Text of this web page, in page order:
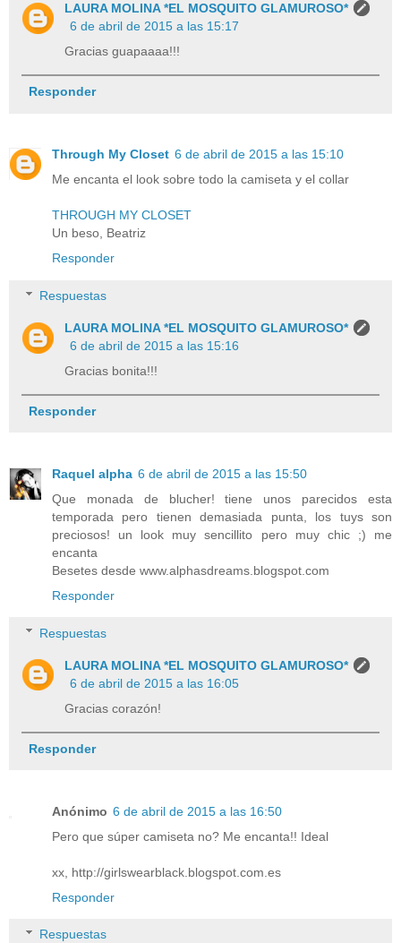
LAURA MOLINA *EL MOSQUITO GLAMUROSO*
6 de abril de 2015 a las 15:17
Gracias guapaaaa!!!
Responder
Through My Closet 6 de abril de 2015 a las 15:10
Me encanta el look sobre todo la camiseta y el collar
THROUGH MY CLOSET
Un beso, Beatriz
Responder
Respuestas
LAURA MOLINA *EL MOSQUITO GLAMUROSO*
6 de abril de 2015 a las 15:16
Gracias bonita!!!
Responder
Raquel alpha 6 de abril de 2015 a las 15:50
Que monada de blucher! tiene unos parecidos esta
temporada pero tienen demasiada punta, los tuys son
preciosos! un look muy sencillito pero muy chic ;) me
encanta
Besetes desde www.alphasdreams.blogspot.com
Responder
Respuestas
LAURA MOLINA *EL MOSQUITO GLAMUROSO*
6 de abril de 2015 a las 16:05
Gracias corazón!
Responder
Anónimo 6 de abril de 2015 a las 16:50
Pero que súper camiseta no? Me encanta!! Ideal
xx, http://girlswearblack.blogspot.com.es
Responder
Respuestas